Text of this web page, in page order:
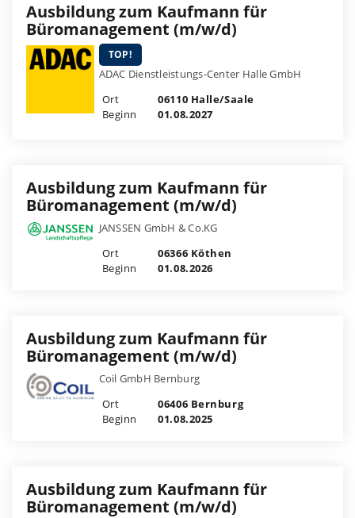
Ausbildung zum Kaufmann für
Büromanagement (m/w/d)
TOP!
ADAC Dienstleistungs-Center Halle GmbH
Ort
06110 Halle/Saale
Beginn
01.08.2027
Ausbildung zum Kaufmann für
Büromanagement (m/w/d)
JANSSEN GmbH & Co.KG
Ort
06366 Köthen
Beginn
01.08.2026
Ausbildung zum Kaufmann für
Büromanagement (m/w/d)
Coil GmbH Bernburg
Ort
06406 Bernburg
Beginn
01.08.2025
Ausbildung zum Kaufmann für
Büromanagement (m/w/d)